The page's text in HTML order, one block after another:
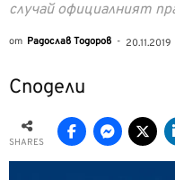
случай официалният
от Радослав Тодоров - 20.11.2019
Сподели
SHARES